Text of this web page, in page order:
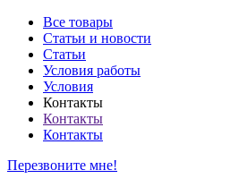
Все товары
Статьи и новости
Статьи
Условия работы
Условия
Контакты
Контакты
Контакты
Перезвоните мне!